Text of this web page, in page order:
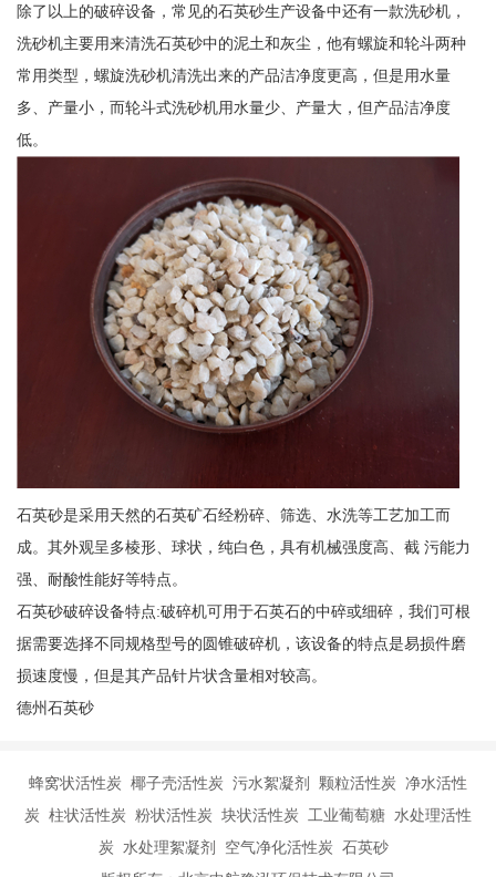
除了以上的破碎设备，常见的石英砂生产设备中还有一款洗砂机，
洗砂机主要用来清洗石英砂中的泥土和灰尘，他有螺旋和轮斗两种
常用类型，螺旋洗砂机清洗出来的产品洁净度更高，但是用水量
多、产量小，而轮斗式洗砂机用水量少、产量大，但产品洁净度
低。
石英砂是采用天然的石英矿石经粉碎、筛选、水洗等工艺加工而
成。其外观呈多棱形、球状，纯白色，具有机械强度高、截 污能力
强、耐酸性能好等特点。
石英砂破碎设备特点:破碎机可用于石英石的中碎或细碎，我们可根
据需要选择不同规格型号的圆锥破碎机，该设备的特点是易损件磨
损速度慢，但是其产品针片状含量相对较高。
德州石英砂
蜂窝状活性炭 椰子壳活性炭 污水絮凝剂 颗粒活性炭 净水活性
炭 柱状活性炭 粉状活性炭 块状活性炭 工业葡萄糖 水处理活性
炭 水处理絮凝剂 空气净化活性炭 石英砂